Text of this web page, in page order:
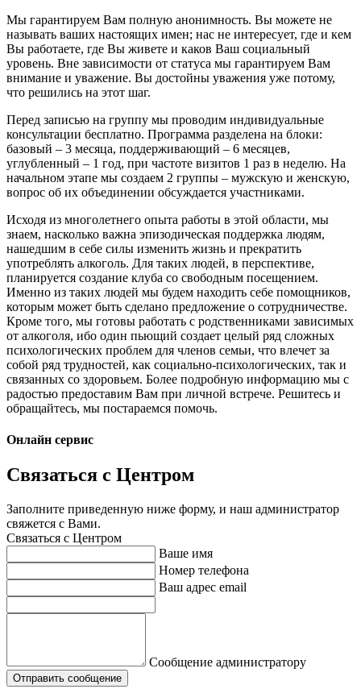
Мы гарантируем Вам полную анонимность. Вы можете не
называть ваших настоящих имен; нас не интересует, где и кем
Вы работаете, где Вы живете и каков Ваш социальный
уровень. Вне зависимости от статуса мы гарантируем Вам
внимание и уважение. Вы достойны уважения уже потому,
что решились на этот шаг.
Перед записью на группу мы проводим индивидуальные
консультации бесплатно. Программа разделена на блоки:
базовый – 3 месяца, поддерживающий – 6 месяцев,
углубленный – 1 год, при частоте визитов 1 раз в неделю. На
начальном этапе мы создаем 2 группы – мужскую и женскую,
вопрос об их объединении обсуждается участниками.
Исходя из многолетнего опыта работы в этой области, мы
знаем, насколько важна эпизодическая поддержка людям,
нашедшим в себе силы изменить жизнь и прекратить
употреблять алкоголь. Для таких людей, в перспективе,
планируется создание клуба со свободным посещением.
Именно из таких людей мы будем находить себе помощников,
которым может быть сделано предложение о сотрудничестве.
Кроме того, мы готовы работать с родственниками зависимых
от алкоголя, ибо один пьющий создает целый ряд сложных
психологических проблем для членов семьи, что влечет за
собой ряд трудностей, как социально-психологических, так и
связанных со здоровьем. Более подробную информацию мы с
радостью предоставим Вам при личной встрече. Решитесь и
обращайтесь, мы постараемся помочь.
Онлайн сервис
Связаться с Центром
Заполните приведенную ниже форму, и наш администратор
свяжется с Вами.
Связаться с Центром
Ваше имя
Номер телефона
Ваш адрес email
Сообщение администратору